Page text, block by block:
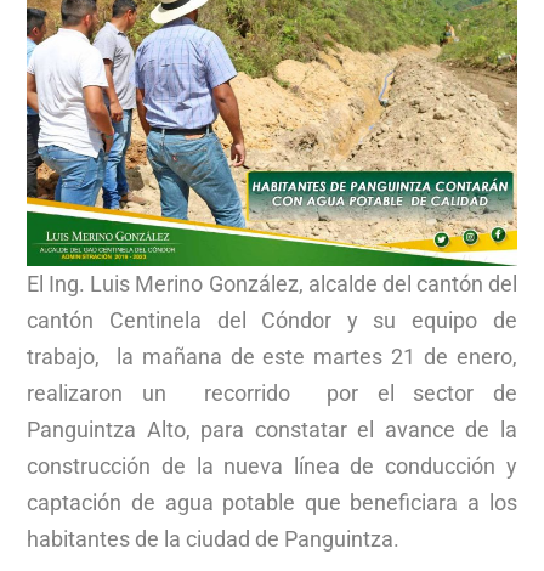
El Ing. Luis Merino González, alcalde del cantón del
cantón Centinela del Cóndor y su equipo de
trabajo, la mañana de este martes 21 de enero,
realizaron un recorrido por el sector de
Panguintza Alto, para constatar el avance de la
construcción de la nueva línea de conducción y
captación de agua potable que beneficiara a los
habitantes de la ciudad de Panguintza.